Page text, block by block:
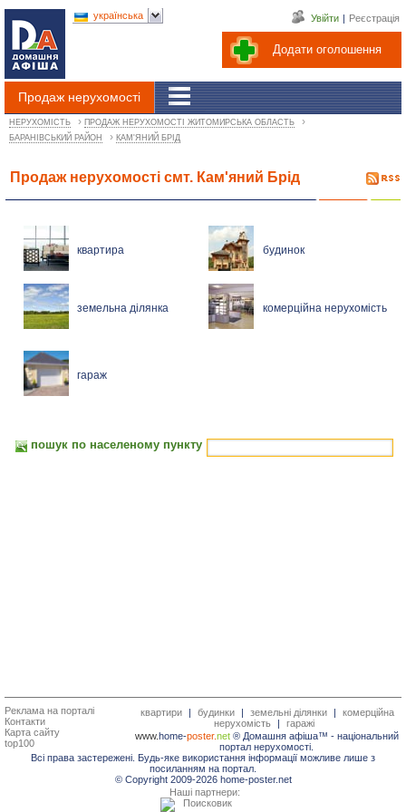
Додати оголошення
Увійти | Реєстрація
Продаж нерухомості
українська
НЕРУХОМІСТЬ › ПРОДАЖ НЕРУХОМОСТІ ЖИТОМИРСЬКА ОБЛАСТЬ ›
БАРАНІВСЬКИЙ РАЙОН › КАМ'ЯНИЙ БРІД
Продаж нерухомості смт. Кам'яний Брід
квартира будинок
земельна ділянка комерційна нерухомість
гараж
пошук по населеному пункту
Реклама на порталі
Контакти
Карта сайту
top100
квартири | будинки | земельні ділянки |
комерційна
нерухомість
|
гаражі
www.home-poster.net® Домашня афіша™ - національний
портал нерухомості.
Всі права застережені. Будь-яке використання інформації можливе лише з
посиланням на портал.
© Copyright 2009-2026 home-poster.net
Наші партнери: